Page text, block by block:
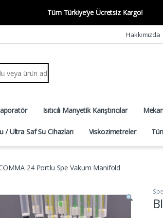
Tüm Türkiye’ye Ücretsiz Kargo!
Hakkımızda
Isıtıcılı Manyetik Karıştırıcılar
/ Ultra Saf Su Cihazları Viskozimetreler
24 Portlu Spe Vakum Manifold